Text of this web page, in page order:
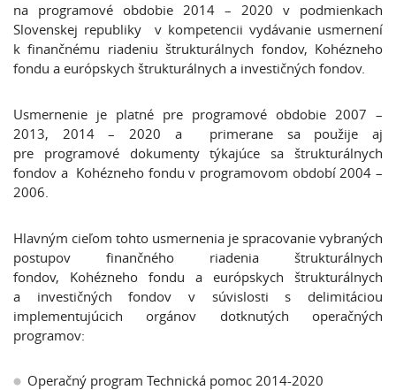
na programové obdobie 2014 – 2020 v podmienkach
Slovenskej republiky v kompetencii vydávanie usmernení
k finančnému riadeniu štrukturálnych fondov, Kohézneho
fondu a európskych štrukturálnych a investičných fondov.
Usmernenie je platné pre programové obdobie 2007 –
2013, 2014 – 2020 a primerane sa použije aj
pre programové dokumenty týkajúce sa štrukturálnych
fondov a Kohézneho fondu v programovom období 2004 –
2006.
Hlavným cieľom tohto usmernenia je spracovanie vybraných
postupov finančného riadenia štrukturálnych
fondov, Kohézneho fondu a európskych štrukturálnych
a investičných fondov v súvislosti s delimitáciou
implementujúcich orgánov dotknutých operačných
programov:
Operačný program Technická pomoc 2014-2020